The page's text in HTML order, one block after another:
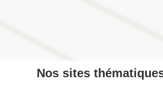
Nos sites